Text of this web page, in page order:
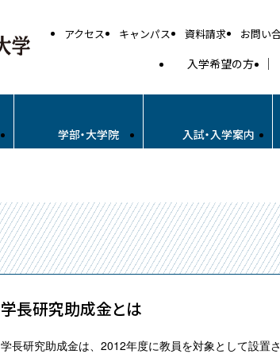
アクセス キャンパス 資料請求 お問い
入学希望の方
学部・大学院 入試・入学案内
学長研究助成金とは
学長研究助成金は、2012年度に教員を対象として設置